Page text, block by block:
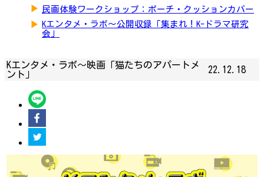
▶ 民画体験ワークショップ：ポーチ・クッションカバー
▶ Kエンタメ・ラボ～公開収録「集まれ！K-ドラマ研究
会」
Kエンタメ・ラボ～映画「猫たちのアパートメ
ント」
22.12.18